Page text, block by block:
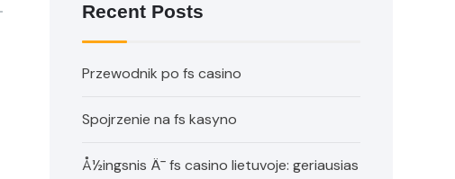
Recent Posts
Przewodnik po fs casino
Spojrzenie na fs kasyno
Å½ingsnis Ä¯ fs casino lietuvoje: geriausias